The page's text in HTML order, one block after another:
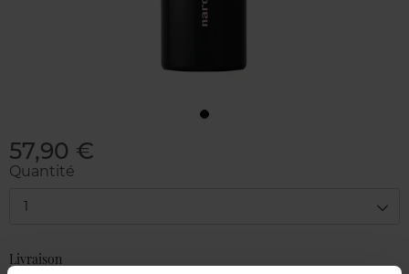
57,90 €
Quantité
1
Livraison